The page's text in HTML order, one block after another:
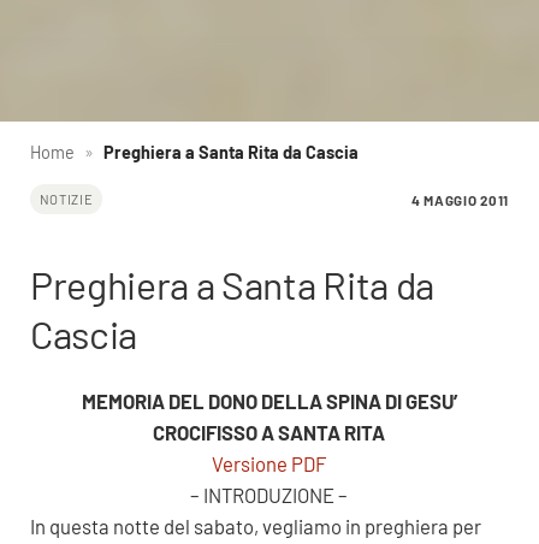
Home » Preghiera a Santa Rita da Cascia
NOTIZIE 4 MAGGIO 2011
Preghiera a Santa Rita da
Cascia
MEMORIA DEL DONO DELLA SPINA DI GESU’
CROCIFISSO A SANTA RITA
Versione PDF
– INTRODUZIONE –
In questa notte del sabato, vegliamo in preghiera per